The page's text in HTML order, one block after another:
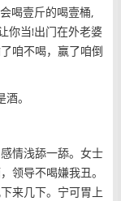
喝壹斤的喝壹桶,
你当!出门在外老婆
咱不喝，赢了咱倒
。
情浅舔一舔。女士
领导不喝嫌我丑。
来几下。宁可胃上